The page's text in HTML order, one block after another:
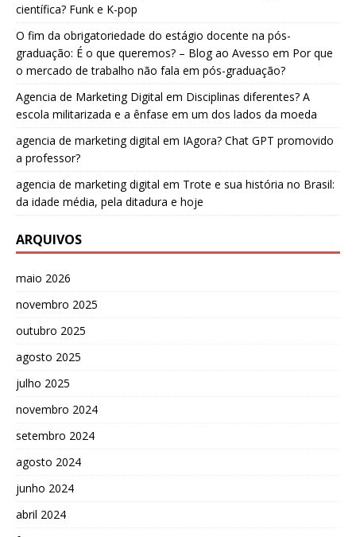
científica? Funk e K-pop
O fim da obrigatoriedade do estágio docente na pós-
graduação: É o que queremos? – Blog ao Avesso em Por que
o mercado de trabalho não fala em pós-graduação?
Agencia de Marketing Digital em Disciplinas diferentes? A
escola militarizada e a ênfase em um dos lados da moeda
agencia de marketing digital em IAgora? Chat GPT promovido
a professor?
agencia de marketing digital em Trote e sua história no Brasil:
da idade média, pela ditadura e hoje
ARQUIVOS
maio 2026
novembro 2025
outubro 2025
agosto 2025
julho 2025
novembro 2024
setembro 2024
agosto 2024
junho 2024
abril 2024